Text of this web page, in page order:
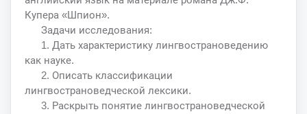
Купера «Шпион».
Задачи исследования:
1. Дать характеристику лингвострановедению
как науке.
2. Описать классификации
лингвострановедческой лексики.
3. Раскрыть понятие лингвострановедческой